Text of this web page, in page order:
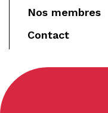
Nos membres
Contact